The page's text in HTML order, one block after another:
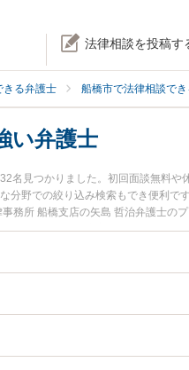
法律相談を投稿す
きる弁護士 船橋市で法律相談で
い弁護士
名見つかりました。初回面談無料
分野での絞り込み検索もでき便利
務所 船橋支店の矢島 哲治弁護士の
したい』『後遺障害のトラブル解
談者さんにおすすめです。